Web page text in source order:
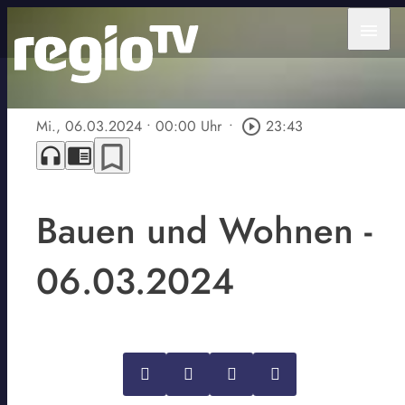
Mi., 06.03.2024 • 00:00 Uhr • play_circle_outline 23:43
headphones chrome_reader_mode bookmark_border
Bauen und Wohnen -
06.03.2024